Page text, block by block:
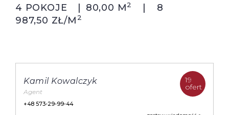
4 POKOJE 80,00 M2
8
987,50 ZŁ/M 2
19
ofert
Kamil Kowalczyk
Agent
+48 573-29-99-44